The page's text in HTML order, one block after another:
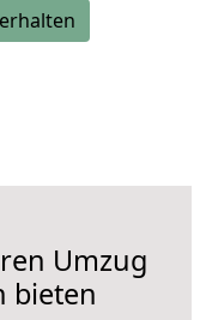
Umzug
bieten